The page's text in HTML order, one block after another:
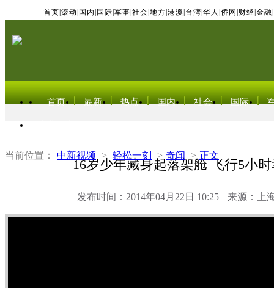
首页 滚动 国内 国际 军事 社会 地方 港澳 台湾 华人 侨网 财经 金融
首页 最新 热点 国内 社会 国际
当前位置： 中新视频 > 轻松一刻 > 奇闻 > 正文
16岁少年藏身起落架舱 飞行5小
发布时间：2014年04月22日 10:25 来源：上